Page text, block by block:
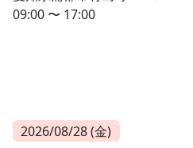
09:00 〜 17:00
2026/08/28 (金)